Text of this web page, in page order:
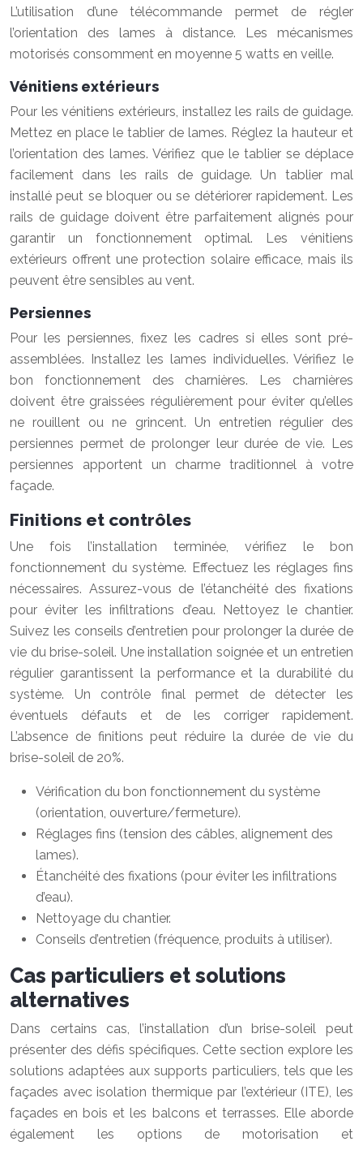
L’utilisation d’une télécommande permet de régler
l’orientation des lames à distance. Les mécanismes
motorisés consomment en moyenne 5 watts en veille.
Vénitiens extérieurs
Pour les vénitiens extérieurs, installez les rails de guidage.
Mettez en place le tablier de lames. Réglez la hauteur et
l’orientation des lames. Vérifiez que le tablier se déplace
facilement dans les rails de guidage. Un tablier mal
installé peut se bloquer ou se détériorer rapidement. Les
rails de guidage doivent être parfaitement alignés pour
garantir un fonctionnement optimal. Les vénitiens
extérieurs offrent une protection solaire efficace, mais ils
peuvent être sensibles au vent.
Persiennes
Pour les persiennes, fixez les cadres si elles sont pré-
assemblées. Installez les lames individuelles. Vérifiez le
bon fonctionnement des charnières. Les charnières
doivent être graissées régulièrement pour éviter qu’elles
ne rouillent ou ne grincent. Un entretien régulier des
persiennes permet de prolonger leur durée de vie. Les
persiennes apportent un charme traditionnel à votre
façade.
Finitions et contrôles
Une fois l’installation terminée, vérifiez le bon
fonctionnement du système. Effectuez les réglages fins
nécessaires. Assurez-vous de l’étanchéité des fixations
pour éviter les infiltrations d’eau. Nettoyez le chantier.
Suivez les conseils d’entretien pour prolonger la durée de
vie du brise-soleil. Une installation soignée et un entretien
régulier garantissent la performance et la durabilité du
système. Un contrôle final permet de détecter les
éventuels défauts et de les corriger rapidement.
L’absence de finitions peut réduire la durée de vie du
brise-soleil de 20%.
Vérification du bon fonctionnement du système
(orientation, ouverture/fermeture).
Réglages fins (tension des câbles, alignement des
lames).
Étanchéité des fixations (pour éviter les infiltrations
d’eau).
Nettoyage du chantier.
Conseils d’entretien (fréquence, produits à utiliser).
Cas particuliers et solutions
alternatives
Dans certains cas, l’installation d’un brise-soleil peut
présenter des défis spécifiques. Cette section explore les
solutions adaptées aux supports particuliers, tels que les
façades avec isolation thermique par l’extérieur (ITE), les
façades en bois et les balcons et terrasses. Elle aborde
également les options de motorisation et